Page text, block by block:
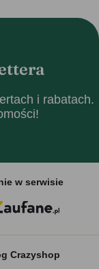
i rabatach.
w serwisie
Crazyshop